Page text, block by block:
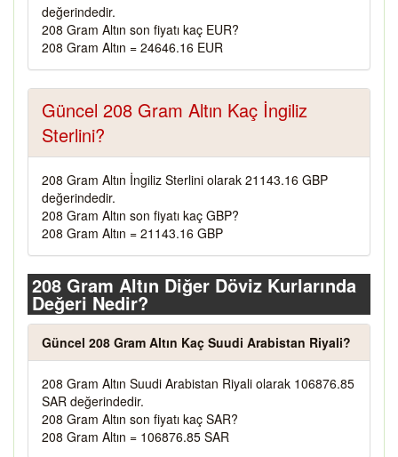
değerindedir.
208 Gram Altın son fiyatı kaç EUR?
208 Gram Altın = 24646.16 EUR
Güncel 208 Gram Altın Kaç İngiliz
Sterlini?
208 Gram Altın İngiliz Sterlini olarak 21143.16 GBP
değerindedir.
208 Gram Altın son fiyatı kaç GBP?
208 Gram Altın = 21143.16 GBP
208 Gram Altın Diğer Döviz Kurlarında
Değeri Nedir?
Güncel 208 Gram Altın Kaç Suudi Arabistan Riyali?
208 Gram Altın Suudi Arabistan Riyali olarak 106876.85
SAR değerindedir.
208 Gram Altın son fiyatı kaç SAR?
208 Gram Altın = 106876.85 SAR